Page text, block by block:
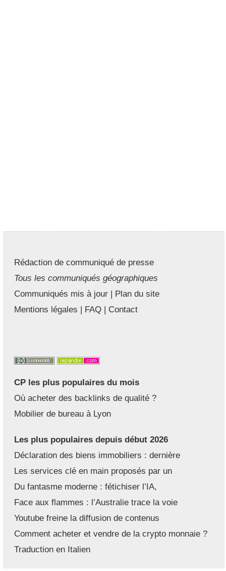
Rédaction de communiqué de presse
Tous les communiqués géographiques
Communiqués mis à jour | Plan du site
Mentions légales | FAQ | Contact
CP les plus populaires du mois
Où acheter des backlinks de qualité ?
Mobilier de bureau à Lyon
Les plus populaires depuis début 2026
Déclaration des biens immobiliers : dernière
Les services clé en main proposés par un
Du fantasme moderne : fétichiser l’IA,
Face aux flammes : l’Australie trace la voie
Youtube freine la diffusion de contenus
Comment acheter et vendre de la crypto monnaie ?
Traduction en Italien